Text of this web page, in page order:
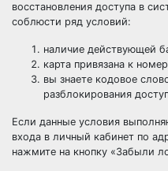
восстановления доступа в
соблюсти ряд условий:
наличие действующей
карта привязана к
вы знаете кодовое
разблокирования
Если данные условия
входа в личный кабинет по
нажмите на кнопку «Забыли